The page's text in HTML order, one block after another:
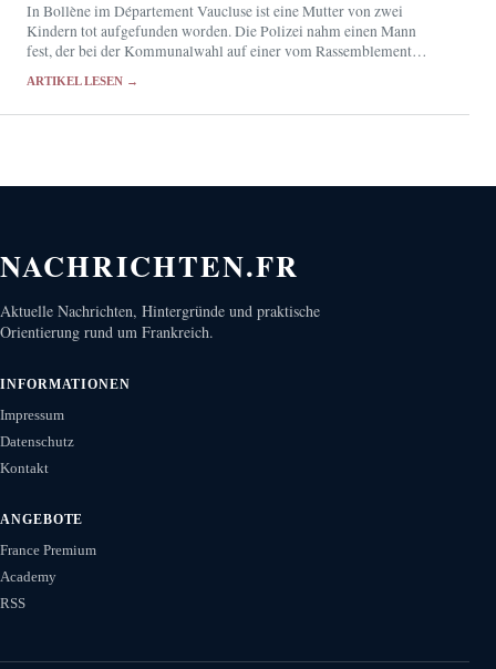
In Bollène im Département Vaucluse ist eine Mutter von zwei
Kindern tot aufgefunden worden. Die Polizei nahm einen Mann
fest, der bei der Kommunalwahl auf einer vom Rassemblement
ARTIKEL LESEN →
NACHRICHTEN.FR
Aktuelle Nachrichten, Hintergründe und praktische
Orientierung rund um Frankreich.
INFORMATIONEN
Impressum
Datenschutz
Kontakt
ANGEBOTE
France Premium
Academy
RSS